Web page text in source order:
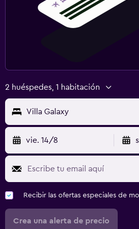
2 huéspedes, 1 habitación
Villa Galaxy
vie. 14/8
Recibir las ofertas especiales de
Crea una alerta de precio